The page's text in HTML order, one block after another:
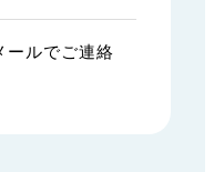
ールでご連絡